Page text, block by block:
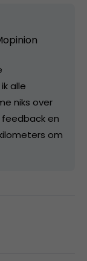
alle
niks over
en
om